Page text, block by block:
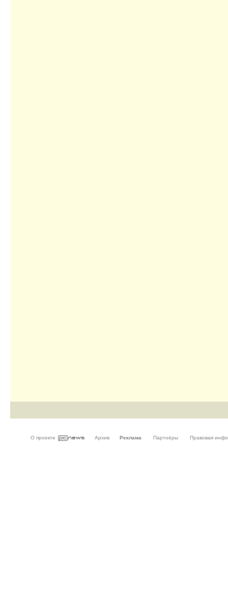
О проекте Архив Реклама Партнёры Правовая